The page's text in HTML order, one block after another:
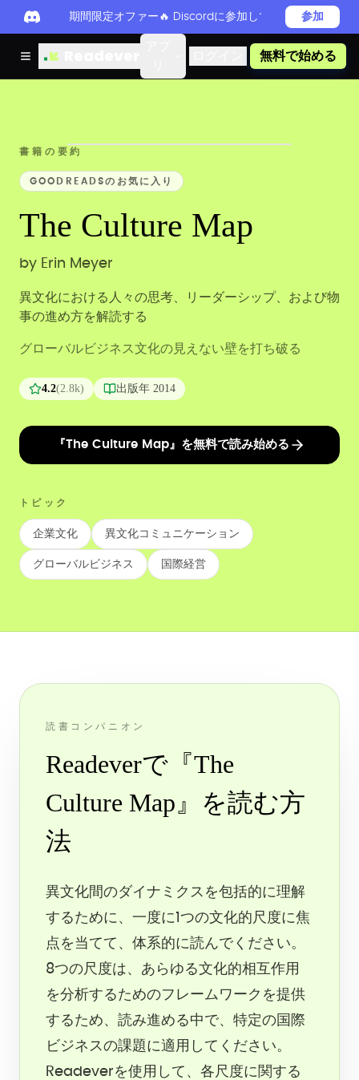
期間限定オファー🔥 Discordに参加してReadever PRO
参加
無料で始める
書籍の要約
GOODREADSのお気に入り
The Culture Map
by Erin Meyer
異文化における人々の思考、リーダーシップ、および物
事の進め方を解読する
グローバルビジネス文化の見えない壁を打ち破る
4.2(2.8k) 出版年 2014
『The Culture Map』を無料で読み始める
トピック
企業文化 異文化コミュニケーション
グローバルビジネス 国際経営
読書コンパニオン
Readeverで『The
Culture Map』を読む方
法
異文化間のダイナミクスを包括的に理解
するために、一度に1つの文化的尺度に焦
点を当てて、体系的に読んでください。
8つの尺度は、あらゆる文化的相互作用
を分析するためのフレームワークを提供
するため、読み進める中で、特定の国際
ビジネスの課題に適用してください。
Readeverを使用して、各尺度に関する